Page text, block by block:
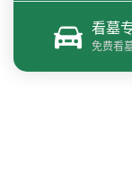
看墓
免费看